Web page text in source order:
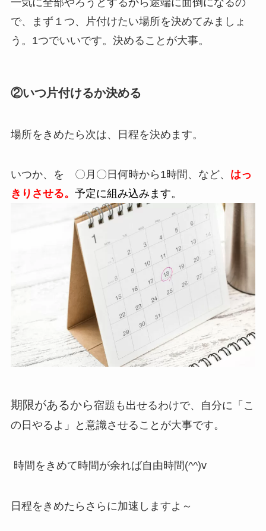
で、まず１つ、片付けたい場所を決めてみましょ
う。1つでいいです。決めることが大事。
②いつ片付けるか決める
場所をきめたら次は、日程を決めます。
いつか、を 〇月〇日何時から1時間、など、 はっ
きりさせる。 予定に組み込みます。
期限があるから宿題も出せるわけで、自分に「こ
の日やるよ」と意識させることが大事です。
時間をきめて時間が余れば自由時間(^^)v
日程をきめたらさらに加速しますよ～